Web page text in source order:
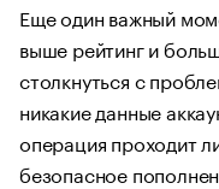
Еще один важный
выше рейтинг и
столкнуться с
никакие данные
операция проходит
безопасное